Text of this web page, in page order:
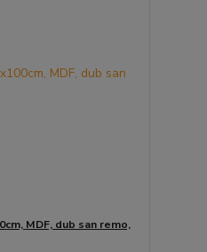
MDF, dub san remo,